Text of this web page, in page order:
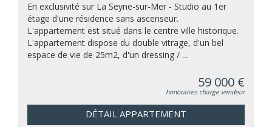
En exclusivité sur La Seyne-sur-Mer - Studio au 1er
étage d'une résidence sans ascenseur.
L'appartement est situé dans le centre ville historique.
L'appartement dispose du double vitrage, d'un bel
espace de vie de 25m2, d'un dressing / ...
59 000 €
honoraires charge vendeur
DÉTAIL APPARTEMENT